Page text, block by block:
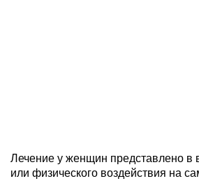
Лечение у женщин представлено в
или физического воздействия на